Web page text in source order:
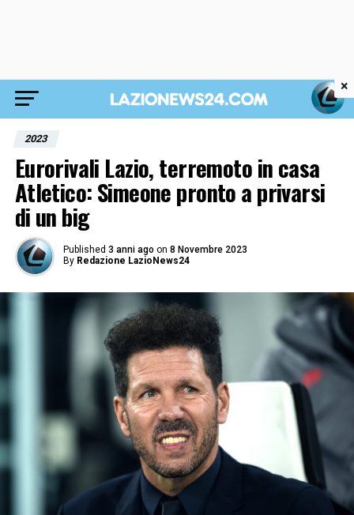
2023
Eurorivali Lazio, terremoto in casa
Atletico: Simeone pronto a privarsi
di un big
Published 3 anni ago on 8 Novembre 2023
By Redazione LazioNews24
×